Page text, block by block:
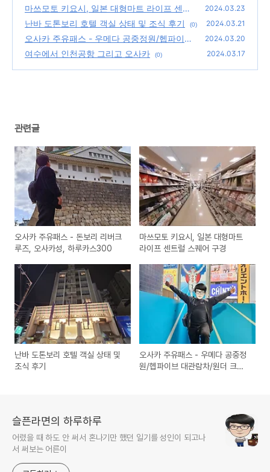
성, 하루카스300
(0)
마쓰모토 키요시, 일본 대형마트 라이프 센트
럴 스퀘어 구경
(0)
2024.03.23
난바 도톤보리 호텔 객실 상태 및 조식 후기 (0) 2024.03.21
오사카 주유패스 - 우메다 공중정원/헵파이브
대관람차/원더 크루즈
(0)
2024.03.20
여수에서 인천공항 그리고 오사카 (0) 2024.03.17
관련글
오사카 주유패스 - 돈보리 리버크
루즈, 오사카성, 하루카스300
마쓰모토 키요시, 일본 대형마트
라이프 센트럴 스퀘어 구경
난바 도톤보리 호텔 객실 상태 및
조식 후기
오사카 주유패스 - 우메다 공중정
원/헵파이브 대관람차/원더 크루
슬픈라면의 하루하루
어렸을 때 하도 안 써서 혼나기만 했던 일기를 성인이 되고나
서 써보는 어른이